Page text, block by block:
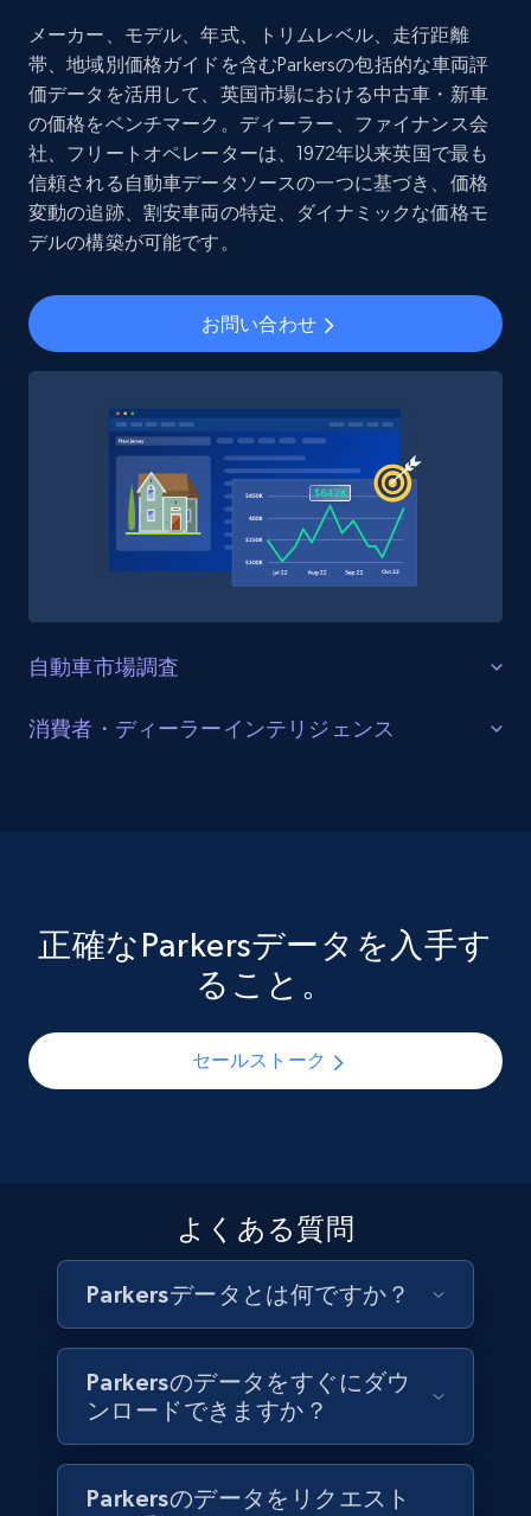
Social media
8.3K+ 963+ 今すぐ購入
Youtube - Videos posts
Video length, Likes, Views, and more.
Social media
8.1K+ 716+ 今すぐ購入
Amazon Reviews
URL, Product name, Product rating, Product
URL, Post id, Description, Create time, Digg
count, Share count, Collect count, Comment
Social media
Facebook - Pages Posts by Profile URL
URL, Post id, User url, User username raw,
Content, Date posted, Hashtags, Num
comments, and more.
Social media
6.6K+ 629+ 今すぐ購入
メーカー、モデル、年式、トリムレベル、走行距離
帯、地域別価格ガイドを含むParkersの包括的な車両評
価データを活用して、英国市場における中古車・新車
の価格をベンチマーク。ディーラー、ファイナンス会
社、フリートオペレーターは、1972年以来英国で最も
信頼される自動車データソースの一つに基づき、価格
変動の追跡、割安車両の特定、ダイナミックな価格モ
デルの構築が可能です。
お問い合わせ
自動車市場調査
市場トレンド分析
ング・評価・レビューされているかを監視し、英国自
動車市場における製品開発と市場投入戦略を導くこと
お問い合わせ
消費者・ディーラーインテリジェンス
視が可能。ファイナンスブローカー、リマーケティン
グプラットフォーム、独立系ディーラーは、ライブ市
場の需給を構造的に把握し、仕入れと処分の戦略を強
お問い合わせ
正確なParkersデータを入手す
ること。
セールストーク
よくある質問
Parkersデータとは何ですか？
Parkersのデータをすぐにダウ
ンロードできますか？
Parkersのデータをリクエスト